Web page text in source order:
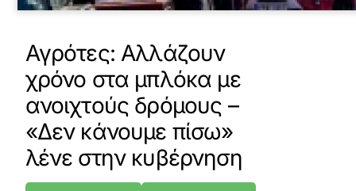
Αγρότες: Αλλάζουν
χρόνο στα μπλόκα με
ανοιχτούς δρόμους –
«Δεν κάνουμε πίσω»
λένε στην κυβέρνηση